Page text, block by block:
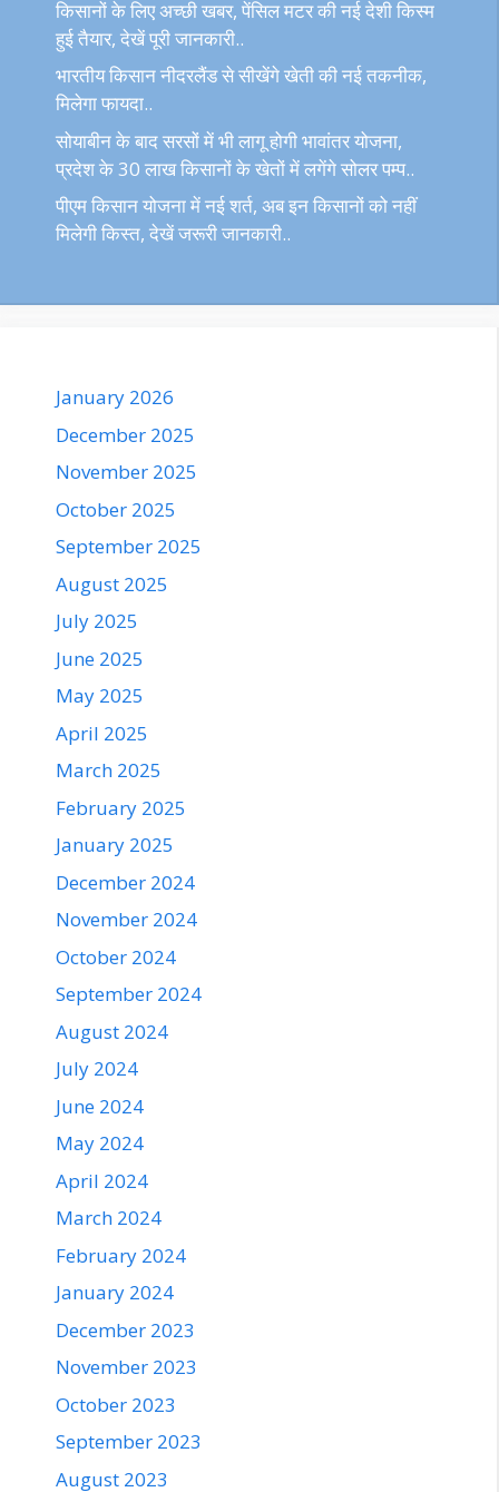
किसानों के लिए अच्छी खबर, पेंसिल मटर की नई देशी किस्म
हुई तैयार, देखें पूरी जानकारी..
भारतीय किसान नीदरलैंड से सीखेंगे खेती की नई तकनीक,
मिलेगा फायदा..
सोयाबीन के बाद सरसों में भी लागू होगी भावांतर योजना,
प्रदेश के 30 लाख किसानों के खेतों में लगेंगे सोलर पम्प..
पीएम किसान योजना में नई शर्त, अब इन किसानों को नहीं
मिलेगी किस्त, देखें जरूरी जानकारी..
January 2026
December 2025
November 2025
October 2025
September 2025
August 2025
July 2025
June 2025
May 2025
April 2025
March 2025
February 2025
January 2025
December 2024
November 2024
October 2024
September 2024
August 2024
July 2024
June 2024
May 2024
April 2024
March 2024
February 2024
January 2024
December 2023
November 2023
October 2023
September 2023
August 2023